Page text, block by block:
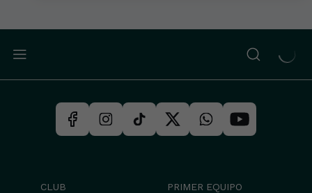
CLUB
PRIMER EQUIPO